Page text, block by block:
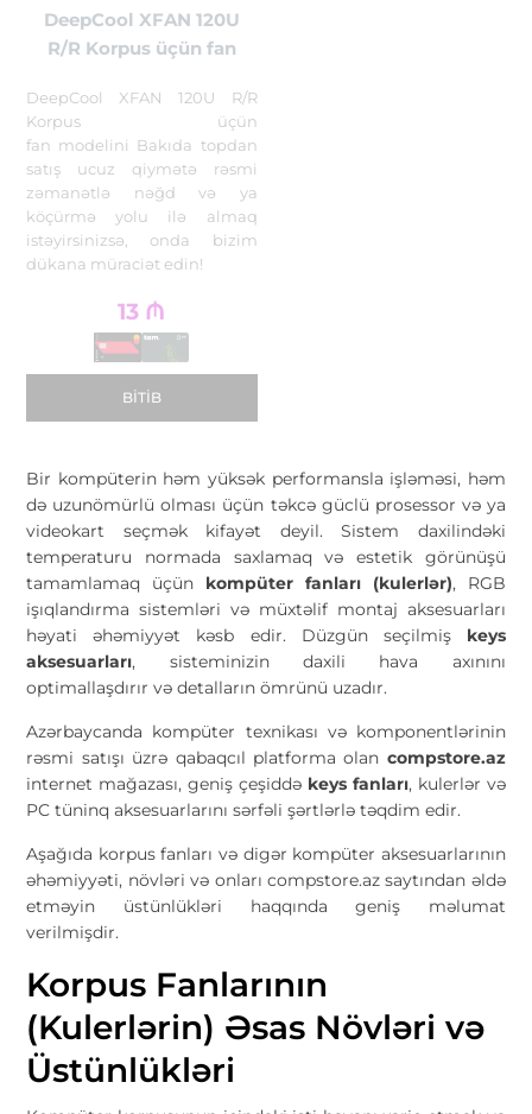
DeepCool XFAN 120U
R/R Korpus üçün fan
DeepCool XFAN 120U R/R
Korpus üçün
fan modelini Bakıda topdan
satış ucuz qiymətə rəsmi
zəmanətlə nəğd və ya
köçürmə yolu ilə almaq
istəyirsinizsə, onda bizim
dükana müraciət edin!
13 ₼
BITIB
Bir kompüterin həm yüksək performansla işləməsi, həm
də uzunömürlü olması üçün təkcə güclü prosessor və ya
videokart seçmək kifayət deyil. Sistem daxilindəki
temperaturu normada saxlamaq və estetik görünüşü
tamamlamaq üçün kompüter fanları (kulerlər), RGB
işıqlandırma sistemləri və müxtəlif montaj aksesuarları
həyati əhəmiyyət kəsb edir. Düzgün seçilmiş keys
aksesuarları, sisteminizin daxili hava axınını
optimallaşdırır və detalların ömrünü uzadır.
Azərbaycanda kompüter texnikası və komponentlərinin
rəsmi satışı üzrə qabaqcıl platforma olan compstore.az
internet mağazası, geniş çeşiddə keys fanları, kulerlər və
PC tüninq aksesuarlarını sərfəli şərtlərlə təqdim edir.
Aşağıda korpus fanları və digər kompüter aksesuarlarının
əhəmiyyəti, növləri və onları compstore.az saytından əldə
etməyin üstünlükləri haqqında geniş məlumat
verilmişdir.
Korpus Fanlarının
(Kulerlərin) Əsas Növləri və
Üstünlükləri